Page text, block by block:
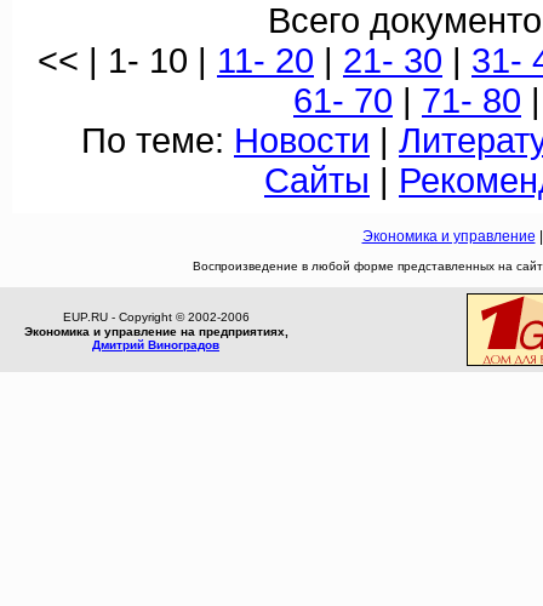
Всего
<< | 1- 10 | 11- 20 | 21- 30 | 31-
61- 70 | 71- 80
По теме: Новости |
Сайты |
Экономика и управление
Воспроизведение в любой форме представленных на
EUP.RU - Copyright © 2002-2006
Экономика и управление на предприятиях,
Дмитрий Виноградов